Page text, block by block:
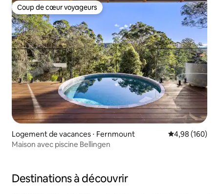
Coup de cœur voyageurs
Coup de cœur voyageurs
Logement de vacances ⋅ Fernmount Évaluation
4,98 (160)
Maison avec piscine Bellingen
Destinations à découvrir